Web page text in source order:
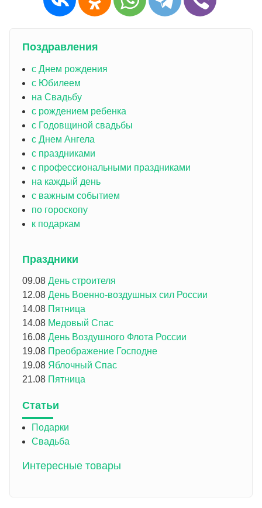
Поздравления
с Днем рождения
с Юбилеем
на Свадьбу
с рождением ребенка
с Годовщиной свадьбы
с Днем Ангела
с праздниками
с профессиональными праздниками
на каждый день
с важным событием
по гороскопу
к подаркам
Праздники
09.08 День строителя
12.08 День Военно-воздушных сил России
14.08 Пятница
14.08 Медовый Спас
16.08 День Воздушного Флота России
19.08 Преображение Господне
19.08 Яблочный Спас
21.08 Пятница
Статьи
Подарки
Свадьба
Интересные товары